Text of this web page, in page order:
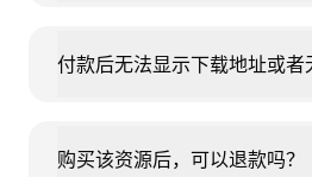
付款后无法显示下载地址或者
购买该资源后，可以退款吗？